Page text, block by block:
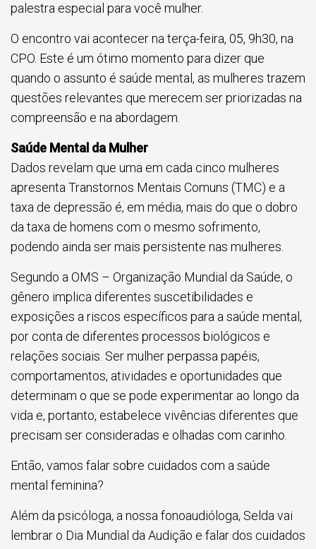
palestra especial para você mulher.
O encontro vai acontecer na terça-feira, 05, 9h30, na
CPO. Este é um ótimo momento para dizer que
quando o assunto é saúde mental, as mulheres trazem
questões relevantes que merecem ser priorizadas na
compreensão e na abordagem.
Saúde Mental da Mulher
Dados revelam que uma em cada cinco mulheres
apresenta Transtornos Mentais Comuns (TMC) e a
taxa de depressão é, em média, mais do que o dobro
da taxa de homens com o mesmo sofrimento,
podendo ainda ser mais persistente nas mulheres.
Segundo a OMS – Organização Mundial da Saúde, o
gênero implica diferentes suscetibilidades e
exposições a riscos específicos para a saúde mental,
por conta de diferentes processos biológicos e
relações sociais. Ser mulher perpassa papéis,
comportamentos, atividades e oportunidades que
determinam o que se pode experimentar ao longo da
vida e, portanto, estabelece vivências diferentes que
precisam ser consideradas e olhadas com carinho.
Então, vamos falar sobre cuidados com a saúde
mental feminina?
Além da psicóloga, a nossa fonoaudióloga, Selda vai
lembrar o Dia Mundial da Audição e falar dos cuidados